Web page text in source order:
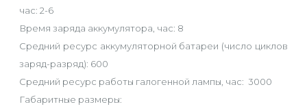
час: 2-6
Время заряда аккумулятора, час: 8
Средний ресурс аккумуляторной батареи (число циклов
заряд-разряд): 600
Средний ресурс работы галогенной лампы, час: 3000
Габаритные размеры: